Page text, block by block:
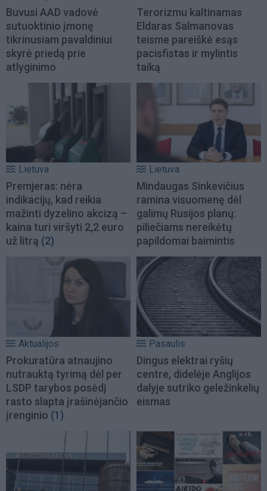
Buvusi AAD vadovė
sutuoktinio įmonę
tikrinusiam pavaldiniui
skyrė priedą prie
atlyginimo
Terorizmu kaltinamas
Eldaras Salmanovas
teisme pareiškė esąs
pacisfistas ir mylintis
taiką
Lietuva
Premjeras: nėra
indikacijų, kad reikia
mažinti dyzelino akcizą –
kaina turi viršyti 2,2 euro
už litrą (2)
Lietuva
Mindaugas Sinkevičius
ramina visuomenę dėl
galimų Rusijos planų:
piliečiams nereikėtų
papildomai baimintis
Aktualijos
Prokuratūra atnaujino
nutrauktą tyrimą dėl per
LSDP tarybos posėdį
rasto slapta įrašinėjančio
įrenginio (1)
Pasaulis
Dingus elektrai ryšių
centre, didelėje Anglijos
dalyje sutriko geležinkelių
eismas